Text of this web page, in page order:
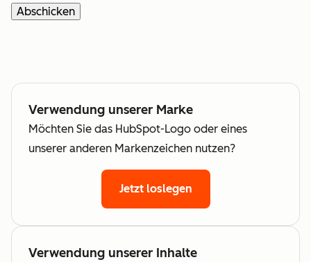
Verwendung unserer Marke
Möchten Sie das HubSpot-Logo oder eines
unserer anderen Markenzeichen nutzen?
Jetzt loslegen
Verwendung unserer Inhalte